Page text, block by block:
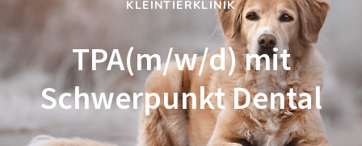
KLEINTIERKLINIK
TPA(m/w/d) mit
Schwerpunkt Dental